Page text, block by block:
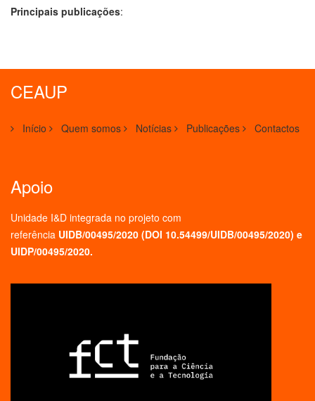
Principais publicações:
CEAUP
Início Quem somos Notícias Publicações Contactos
Apoio
Unidade I&D integrada no projeto com
referência UIDB/00495/2020 (DOI 10.54499/UIDB/00495/2020) e
UIDP/00495/2020.